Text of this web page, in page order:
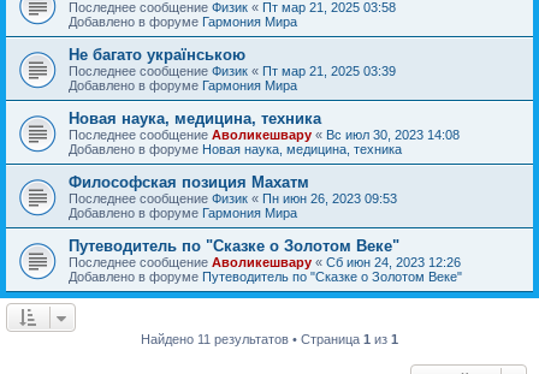
Последнее сообщение Физик « Пт мар 21, 2025 03:58
Добавлено в форуме Гармония Мира
Не багато українською
Последнее сообщение Физик « Пт мар 21, 2025 03:39
Добавлено в форуме Гармония Мира
Новая наука, медицина, техника
Последнее сообщение Аволикешвару « Вс июл 30, 2023 14:08
Добавлено в форуме Новая наука, медицина, техника
Философская позиция Махатм
Последнее сообщение Физик « Пн июн 26, 2023 09:53
Добавлено в форуме Гармония Мира
Путеводитель по "Сказке о Золотом Веке"
Последнее сообщение Аволикешвару « Сб июн 24, 2023 12:26
Добавлено в форуме Путеводитель по "Сказке о Золотом Веке"
Найдено 11 результатов • Страница 1 из 1